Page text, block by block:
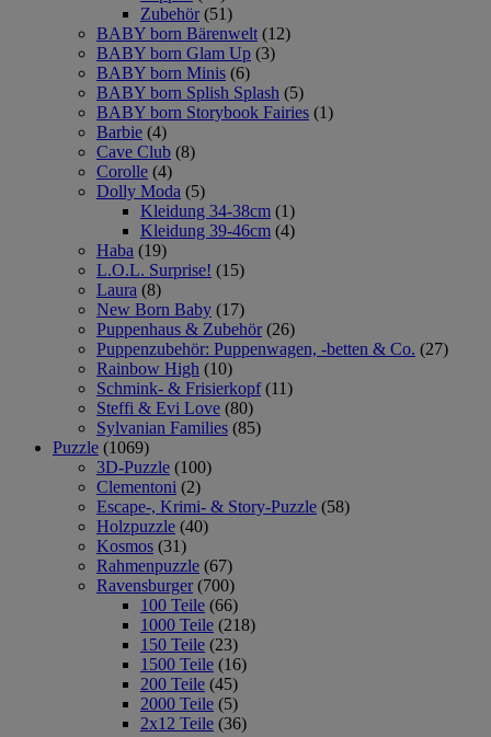
Zubehör (51)
BABY born Bärenwelt (12)
BABY born Glam Up (3)
BABY born Minis (6)
BABY born Splish Splash (5)
BABY born Storybook Fairies (1)
Barbie (4)
Cave Club (8)
Corolle (4)
Dolly Moda (5)
Kleidung 34-38cm (1)
Kleidung 39-46cm (4)
Haba (19)
L.O.L. Surprise! (15)
Laura (8)
New Born Baby (17)
Puppenhaus & Zubehör (26)
Puppenzubehör: Puppenwagen, -betten & Co. (27)
Rainbow High (10)
Schmink- & Frisierkopf (11)
Steffi & Evi Love (80)
Sylvanian Families (85)
Puzzle (1069)
3D-Puzzle (100)
Clementoni (2)
Escape-, Krimi- & Story-Puzzle (58)
Holzpuzzle (40)
Kosmos (31)
Rahmenpuzzle (67)
Ravensburger (700)
100 Teile (66)
1000 Teile (218)
150 Teile (23)
1500 Teile (16)
200 Teile (45)
2000 Teile (5)
2x12 Teile (36)